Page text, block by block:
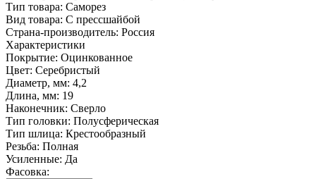
Тип товара: Саморез
Вид товара: С прессшайбой
Страна-производитель: Россия
Характеристики
Покрытие: Оцинкованное
Цвет: Серебристый
Диаметр, мм: 4,2
Длина, мм: 19
Наконечник: Сверло
Тип головки: Полусферическая
Тип шлица: Крестообразный
Резьба: Полная
Усиленные: Да
Фасовка: